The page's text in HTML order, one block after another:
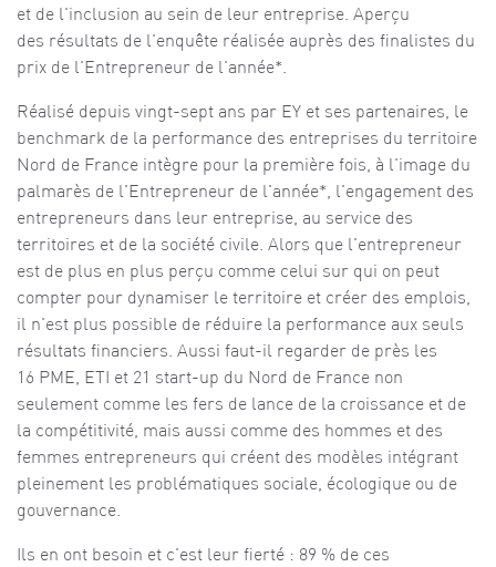
et de l'inclusion au sein de leur entreprise. Aperçu
des résultats de l'enquête réalisée auprès des finalistes du
prix de l'Entrepreneur de l'année*.
Réalisé depuis vingt-sept ans par EY et ses partenaires, le
benchmark de la performance des entreprises du territoire
Nord de France intègre pour la première fois, à l'image du
palmarès de l'Entrepreneur de l'année*, l'engagement des
entrepreneurs dans leur entreprise, au service des
territoires et de la société civile. Alors que l'entrepreneur
est de plus en plus perçu comme celui sur qui on peut
compter pour dynamiser le territoire et créer des emplois,
il n'est plus possible de réduire la performance aux seuls
résultats financiers. Aussi faut-il regarder de près les
16 PME, ETI et 21 start-up du Nord de France non
seulement comme les fers de lance de la croissance et de
la compétitivité, mais aussi comme des hommes et des
femmes entrepreneurs qui créent des modèles intégrant
pleinement les problématiques sociale, écologique ou de
gouvernance.
Ils en ont besoin et c'est leur fierté : 89 % de ces